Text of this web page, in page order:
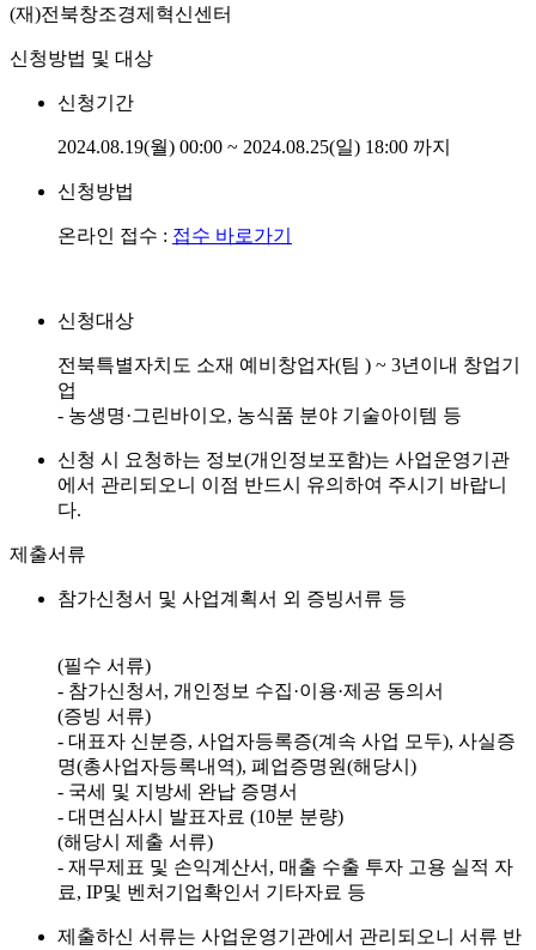
(재)전북창조경제혁신센터
신청방법 및 대상
신청기간
2024.08.19(월) 00:00 ~ 2024.08.25(일) 18:00 까지
신청방법
온라인 접수 : 접수 바로가기
신청대상
전북특별자치도 소재 예비창업자(팀 ) ~ 3년이내 창업기
업
- 농생명·그린바이오, 농식품 분야 기술아이템 등
신청 시 요청하는 정보(개인정보포함)는 사업운영기관
에서 관리되오니 이점 반드시 유의하여 주시기 바랍니
다.
제출서류
참가신청서 및 사업계획서 외 증빙서류 등
(필수 서류)
- 참가신청서, 개인정보 수집·이용·제공 동의서
(증빙 서류)
- 대표자 신분증, 사업자등록증(계속 사업 모두), 사실증
명(총사업자등록내역), 폐업증명원(해당시)
- 국세 및 지방세 완납 증명서
- 대면심사시 발표자료 (10분 분량)
(해당시 제출 서류)
- 재무제표 및 손익계산서, 매출 수출 투자 고용 실적 자
료, IP및 벤처기업확인서 기타자료 등
제출하신 서류는 사업운영기관에서 관리되오니 서류 반